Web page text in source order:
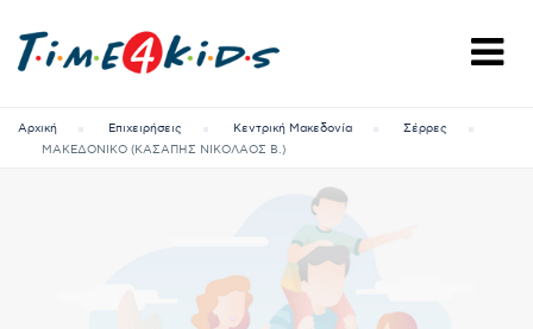
Αρχική Επιχειρήσεις Κεντρική Μακεδονία
Σέρρες
ΜΑΚΕΔΟΝΙΚΟ (ΚΑΣΑΠΗΣ ΝΙΚΟΛΑΟΣ Β.)